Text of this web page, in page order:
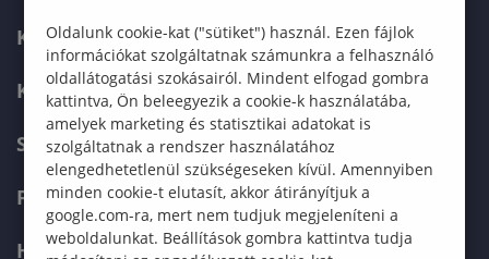
KAPCSOLAT
KÉPZÉSKERESŐ
SZERVEZETI FELÉPÍTÉS
FELVÉTELIZŐKNEK
HALLGATÓKNAK
Oldalunk cookie-kat ("sütiket") használ. Ezen fájlok
információkat szolgáltatnak számunkra a felhasználó
oldallátogatási szokásairól. Mindent elfogad gombra
kattintva, Ön beleegyezik a cookie-k használatába,
amelyek marketing és statisztikai adatokat is
szolgáltatnak a rendszer használatához
elengedhetetlenül szükségeseken kívül. Amennyiben
minden cookie-t elutasít, akkor átirányítjuk a
google.com-ra, mert nem tudjuk megjeleníteni a
weboldalunkat. Beállítások gombra kattintva tudja